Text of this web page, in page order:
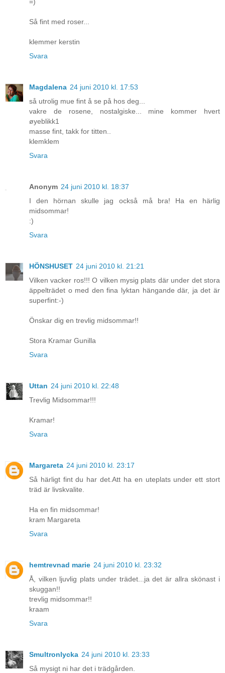
Så fint med roser...
klemmer kerstin
Svara
Magdalena 24 juni 2010 kl. 17:53
så utrolig mue fint å se på hos deg...
vakre de rosene, nostalgiske... mine kommer hvert
øyeblikk1
masse fint, takk for titten..
klemklem
Svara
Anonym 24 juni 2010 kl. 18:37
I den hörnan skulle jag också må bra! Ha en härlig
midsommar!
:)
Svara
HÖNSHUSET 24 juni 2010 kl. 21:21
Vilken vacker ros!!! O vilken mysig plats där under det stora
äppelträdet o med den fina lyktan hängande där, ja det är
superfint:-)
Önskar dig en trevlig midsommar!!
Stora Kramar Gunilla
Svara
Uttan 24 juni 2010 kl. 22:48
Trevlig Midsommar!!!
Kramar!
Svara
Margareta 24 juni 2010 kl. 23:17
Så härligt fint du har det.Att ha en uteplats under ett stort
träd är livskvalite.
Ha en fin midsommar!
kram Margareta
Svara
hemtrevnad marie 24 juni 2010 kl. 23:32
Å, vilken ljuvlig plats under trädet...ja det är allra skönast i
skuggan!!
trevlig midsommar!!
kraam
Svara
Smultronlycka 24 juni 2010 kl. 23:33
Så mysigt ni har det i trädgården.